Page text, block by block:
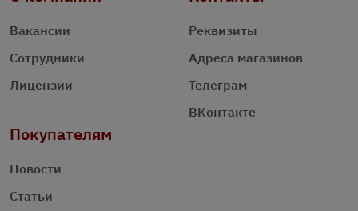
Вакансии
Сотрудники
Лицензии
Реквизиты
Адреса магазинов
Телеграм
ВКонтакте
Покупателям
Новости
Статьи